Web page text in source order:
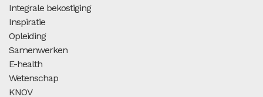
Integrale bekostiging
Inspiratie
Opleiding
Samenwerken
E-health
Wetenschap
KNOV